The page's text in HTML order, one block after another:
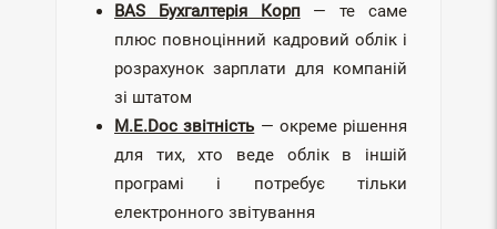
BAS Бухгалтерія Корп— те саме
плюс повноцінний кадровий облік і
розрахунок зарплати для компаній
зі штатом
M.E.Doc звітність — окреме рішення
для тих, хто веде облік в іншій
програмі і потребує тільки
електронного звітування